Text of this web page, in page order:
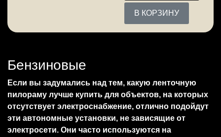
В КОРЗИНУ
Бензиновые
Если вы задумались над тем, какую ленточную
пилораму лучше купить для объектов, на которых
отсутствует электроснабжение, отлично подойдут
эти автономные установки, не зависящие от
электросети. Они часто используются на